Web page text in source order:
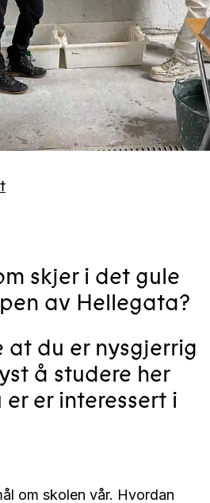
skjer i det gule
av Hellegata?
du er nysgjerrig
å studere her
er interessert i
om skolen vår. Hvordan